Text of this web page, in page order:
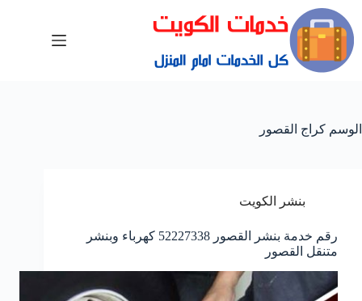
الوسم كراج القصور
بنشر الكويت
رقم خدمة بنشر القصور 52227338 كهرباء وبنشر
متنقل القصور